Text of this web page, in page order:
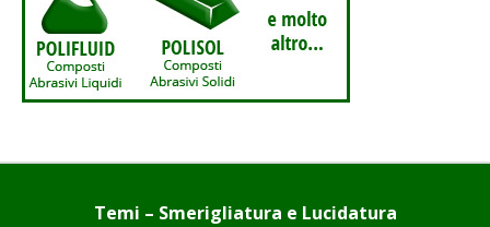
Temi – Smerigliatura e Lucidatura